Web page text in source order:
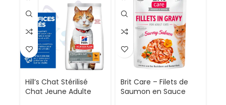
Hill’s Chat Stérilisé
Chat Jeune Adulte
Brit Care – Filets de
Saumon en Sauce